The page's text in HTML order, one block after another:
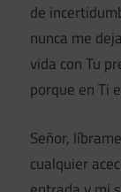
de
nunca me
vida con Tu
porque en Ti
Señor,
cualquier